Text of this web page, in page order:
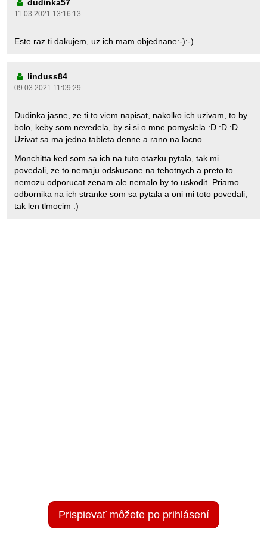
dudinka57
11.03.2021 13:16:13
Este raz ti dakujem, uz ich mam objednane:-):-)
linduss84
09.03.2021 11:09:29
Dudinka jasne, ze ti to viem napisat, nakolko ich uzivam, to by
bolo, keby som nevedela, by si si o mne pomyslela :D :D :D
Uzivat sa ma jedna tableta denne a rano na lacno.
Monchitta ked som sa ich na tuto otazku pytala, tak mi
povedali, ze to nemaju odskusane na tehotnych a preto to
nemozu odporucat zenam ale nemalo by to uskodit. Priamo
odbornika na ich stranke som sa pytala a oni mi toto povedali,
tak len tlmocim :)
Prispievať môžete po prihlásení